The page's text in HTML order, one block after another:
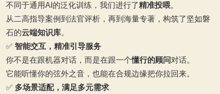
不同于通用AI的泛化训练，我们进行了精准投喂。
从二高指导案例到法官评析，再到海量专著，构筑了坚如磐
石的云端知识库。
✅ 智能交互，精准引导服务
你不是在跟机器对话，而是在跟一个懂行的顾问对话。
它能听懂你的弦外之音，也能在合规边缘把你拉回来。
✅ 多场景适配，满足多元需求